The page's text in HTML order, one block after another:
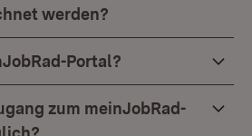
werden?
Portal?
zum meinJobRad-